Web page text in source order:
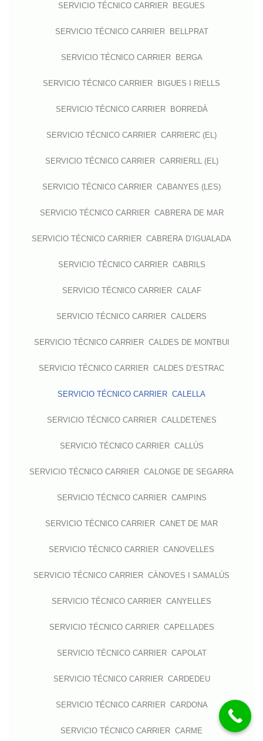
SERVICIO TÉCNICO CARRIER BEGUES
SERVICIO TÉCNICO CARRIER BELLPRAT
SERVICIO TÉCNICO CARRIER BERGA
SERVICIO TÉCNICO CARRIER BIGUES I RIELLS
SERVICIO TÉCNICO CARRIER BORREDÀ
SERVICIO TÉCNICO CARRIER CARRIERC (EL)
SERVICIO TÉCNICO CARRIER CARRIERLL (EL)
SERVICIO TÉCNICO CARRIER CABANYES (LES)
SERVICIO TÉCNICO CARRIER CABRERA DE MAR
SERVICIO TÉCNICO CARRIER CABRERA D’IGUALADA
SERVICIO TÉCNICO CARRIER CABRILS
SERVICIO TÉCNICO CARRIER CALAF
SERVICIO TÉCNICO CARRIER CALDERS
SERVICIO TÉCNICO CARRIER CALDES DE MONTBUI
SERVICIO TÉCNICO CARRIER CALDES D’ESTRAC
SERVICIO TÉCNICO CARRIER CALELLA
SERVICIO TÉCNICO CARRIER CALLDETENES
SERVICIO TÉCNICO CARRIER CALLÚS
SERVICIO TÉCNICO CARRIER CALONGE DE SEGARRA
SERVICIO TÉCNICO CARRIER CAMPINS
SERVICIO TÉCNICO CARRIER CANET DE MAR
SERVICIO TÉCNICO CARRIER CANOVELLES
SERVICIO TÉCNICO CARRIER CÀNOVES I SAMALÚS
SERVICIO TÉCNICO CARRIER CANYELLES
SERVICIO TÉCNICO CARRIER CAPELLADES
SERVICIO TÉCNICO CARRIER CAPOLAT
SERVICIO TÉCNICO CARRIER CARDEDEU
SERVICIO TÉCNICO CARRIER CARDONA
SERVICIO TÉCNICO CARRIER CARME